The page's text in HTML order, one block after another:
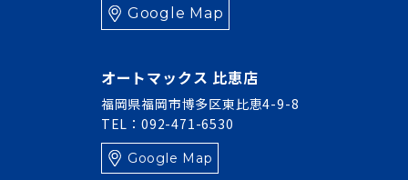
Google Map
オートマックス 比恵店
福岡県福岡市博多区東比恵4-9-8
TEL：092-471-6530
Google Map